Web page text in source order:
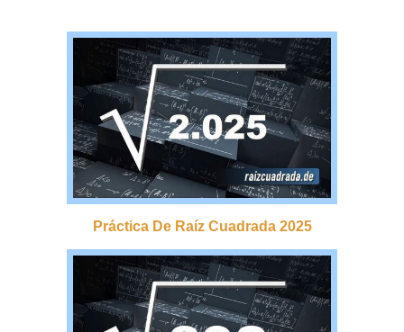
Práctica De Raíz Cuadrada 2025